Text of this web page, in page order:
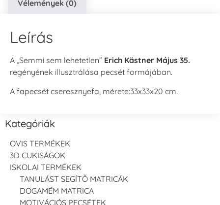
Vélemények (0)
Leírás
A „Semmi sem lehetetlen” Erich Kästner Május 35.
regényének illusztrálása pecsét formájában.
A fapecsét cseresznyefa, mérete:33x33x20 cm.
Kategóriák
OVIS TERMÉKEK
3D CUKISÁGOK
ISKOLAI TERMÉKEK
TANULÁST SEGÍTŐ MATRICÁK
DOGAMÉM MATRICA
MOTIVÁCIÓS PECSÉTEK